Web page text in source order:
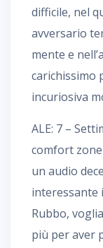
difficile, nel
avversario
mente e
carichissimo
incuriosiva
ALE: 7 –
comfort
un audio
interessante
Rubbo,
più per aver